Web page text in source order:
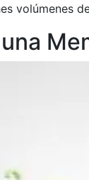
volúmenes